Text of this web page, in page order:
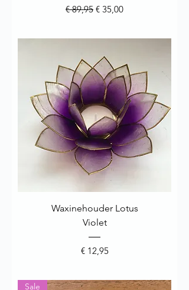
Normale prijs
€ 89,95 Verkoopprijs
€ 35,00
Waxinehouder Lotus
Violet
Prijs
€ 12,95
Sale